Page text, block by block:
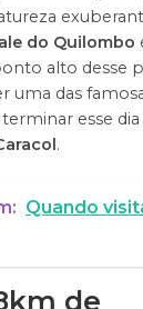
do Quilombo
alto desse
uma das
esse
.
Quando
de